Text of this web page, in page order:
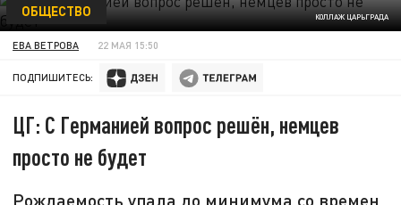
КОЛЛАЖ ЦАРЬГРАДА
ОБЩЕСТВО
ЕВА ВЕТРОВА 22 МАЯ 15:50
ПОДПИШИТЕСЬ:
ЦГ: С Германией вопрос решён, немцев
просто не будет
Рождаемость упала до минимума со времен